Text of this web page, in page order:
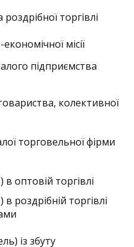
торгівлі
місії
підприємства
колективної
торговельної фірми
оптовій торгівлі
роздрібній торгівлі
із збуту